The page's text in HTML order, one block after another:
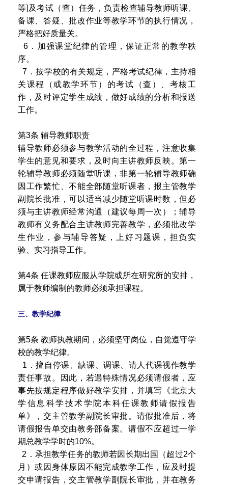
等]及考试（查）任务，负责检查辅导教师听课、
备课、答疑、批改作业等教学环节的执行情况，
严格把好质量关。
6．加强课堂纪律的管理，保证正常的教学秩
序。
7．按学校的有关规定，严格考试纪律，主持相
关课程（或教学环节）的考试（查）、考核工
作，及时评定学生成绩，做好成绩的分析和报送
工作。
第3条 辅导教师职责
辅导教师必须参与教学活动的全过程，注意收集
学生的意见和要求，及时向主讲教师反映。第一
轮辅导教师必须随堂听课，非第一轮辅导教师确
因工作繁忙、不能全部随堂听课者，报主管教学
副院长批准，可以适当减少随堂听课时数，但必
须与主讲教师经常沟通（建议每周一次）；辅导
教师有义务配合主讲教师完善教学，必须批改学
生作业，参与辅导答疑，上好习题课，担负实
验、实习指导工作。
第4条 任课教师应服从学院或所在研究所的安排，
属于教师编制的教师必须承担课程。
三、教学纪律
第5条 教师执教期间，必须坚守岗位，自觉遵守学
校的教学纪律。
1．擅自停课、缺课、调课、请人代课视作教学
责任事故。因此，若遇特殊情况必须请假者，应
事先按规定程序做好教学安排，并填写《北京大
学信息科学技术学院本科任课教师请假报告
单》，交主管教学副院长审批。请假批准后，将
请假报告单交由教务部备案。请假不应超过一学
期总教学学时的10%。
2．承担教学任务的教师若因长期出国（超过2个
月）或因身体原因不能完成教学工作，应及时提
交申请报告，交主管教学副院长审批，并在教务